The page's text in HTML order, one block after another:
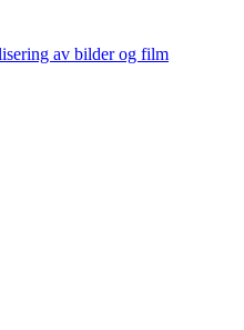
av bilder og film